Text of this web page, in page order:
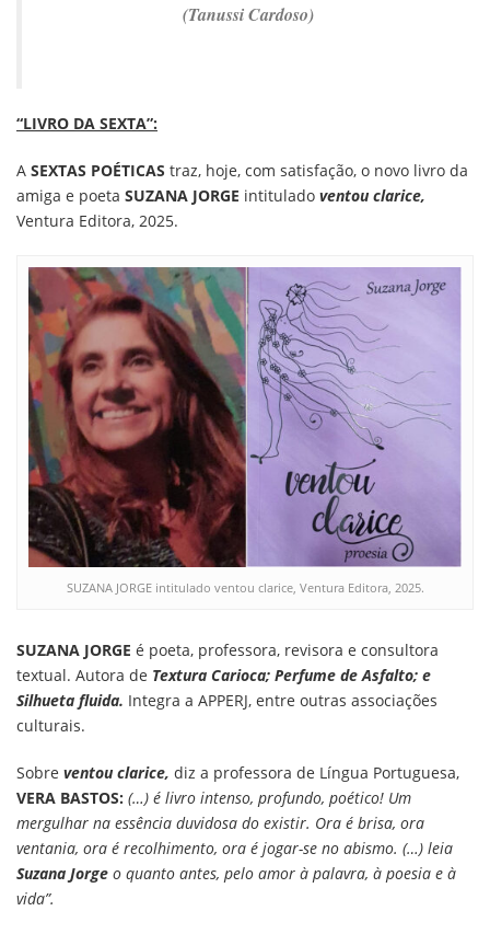
(Tanussi Cardoso)
“LIVRO DA SEXTA”:
A SEXTAS POÉTICAS traz, hoje, com satisfação, o novo livro da
amiga e poeta SUZANA JORGE intitulado ventou clarice,
Ventura Editora, 2025.
SUZANA JORGE intitulado ventou clarice, Ventura Editora, 2025.
SUZANA JORGE é poeta, professora, revisora e consultora
textual. Autora de Textura Carioca; Perfume de Asfalto; e
Silhueta fluida. Integra a APPERJ, entre outras associações
culturais.
Sobre ventou clarice, diz a professora de Língua Portuguesa,
VERA BASTOS: (…) é livro intenso, profundo, poético! Um
mergulhar na essência duvidosa do existir. Ora é brisa, ora
ventania, ora é recolhimento, ora é jogar-se no abismo. (…) leia
Suzana Jorge o quanto antes, pelo amor à palavra, à poesia e à
vida”.